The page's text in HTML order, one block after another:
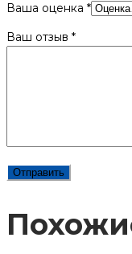
Ваша оценка *
Ваш отзыв *